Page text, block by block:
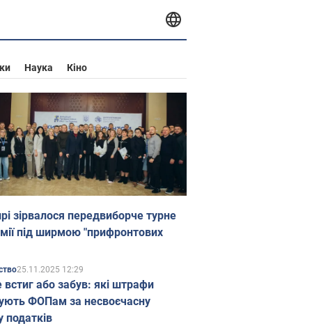
Наука Кіно
зірвалося передвиборче турне
під ширмою "прифронтових
25.11.2025 12:29
встиг або забув: які штрафи
ФОПам за несвоєчасну
податків